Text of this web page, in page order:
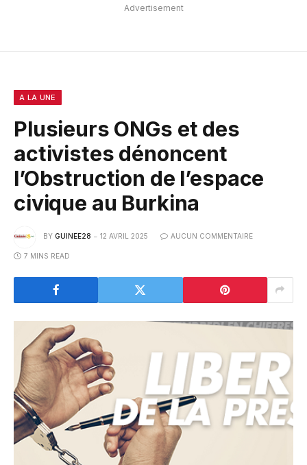
Advertisement
A LA UNE
Plusieurs ONGs et des
activistes dénoncent
l’Obstruction de l’espace
civique au Burkina
BY GUINEE28 12 AVRIL 2025 AUCUN COMMENTAIRE
7 MINS READ